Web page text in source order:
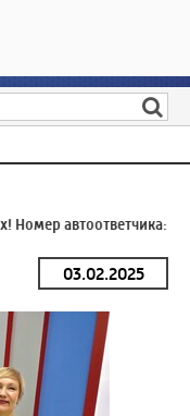
«Ивтелерадио»
автоответчика:8